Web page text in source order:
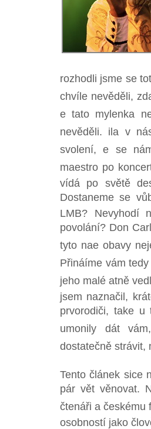
rozhodli jsme se
chvíle nevěděli,
e tato mylenka
nevěděli. ila v
svolení, e se
maestro po
vídá po světě
Dostaneme se
LMB? Nevyhodí
povolání? Don
tyto nae obavy
Přináíme vám
jeho malé atně
jsem naznačil,
prvorodiči,
umonily dát
dostatečně strávit,
Tento článek sice
pár vět věnovat.
čtenáři a českému
osobností jako